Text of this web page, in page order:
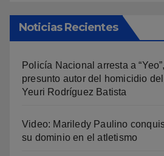
Noticias Recientes
Policía Nacional arresta a
presunto autor del homicidio
Yeuri Rodríguez Batista
Video: Mariledy Paulino
su dominio en el atletismo